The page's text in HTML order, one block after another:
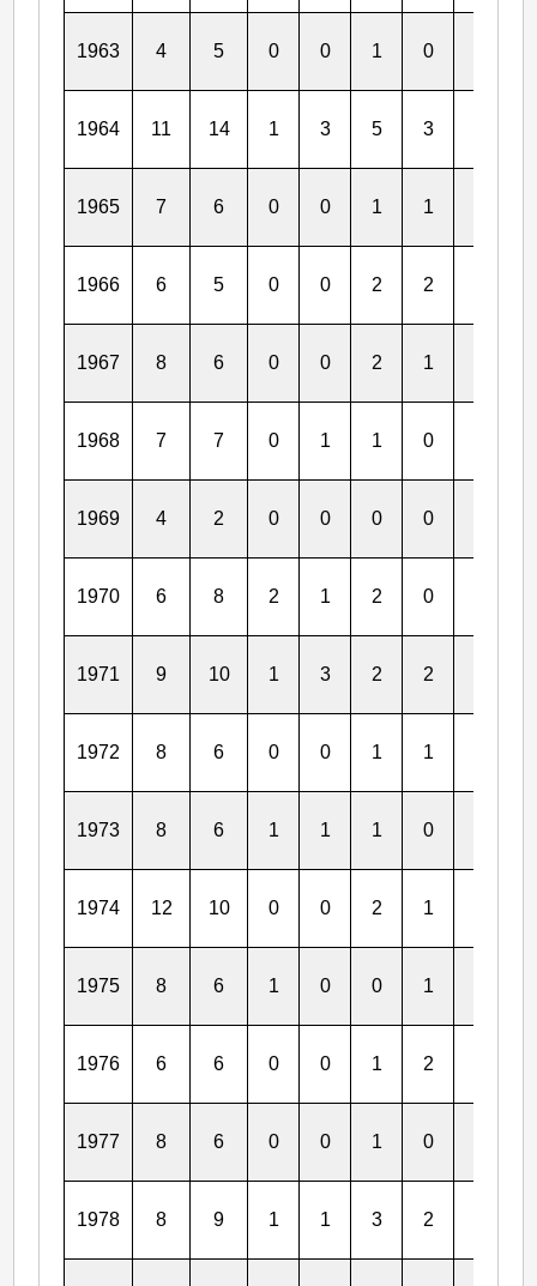
1963 4 5 0 0 1 0
1964 11 14 1 3 5 3
1965 7 6 0 0 1 1
1966 6 5 0 0 2 2
1967 8 6 0 0 2 1
1968 7 7 0 1 1 0
1969 4 2 0 0 0 0
1970 6 8 2 1 2 0
1971 9 10 1 3 2 2
1972 8 6 0 0 1 1
1973 8 6 1 1 1 0
1974 12 10 0 0 2 1
1975 8 6 1 0 0 1
1976 6 6 0 0 1 2
1977 8 6 0 0 1 0
1978 8 9 1 1 3 2